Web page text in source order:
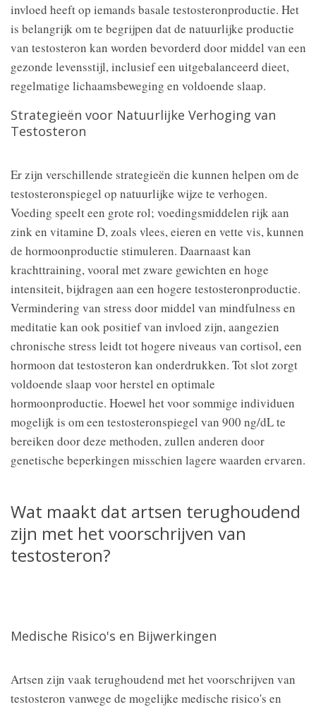
invloed heeft op iemands basale testosteronproductie. Het
is belangrijk om te begrijpen dat de natuurlijke productie
van testosteron kan worden bevorderd door middel van een
gezonde levensstijl, inclusief een uitgebalanceerd dieet,
regelmatige lichaamsbeweging en voldoende slaap.
Strategieën voor Natuurlijke Verhoging van
Testosteron
Er zijn verschillende strategieën die kunnen helpen om de
testosteronspiegel op natuurlijke wijze te verhogen.
Voeding speelt een grote rol; voedingsmiddelen rijk aan
zink en vitamine D, zoals vlees, eieren en vette vis, kunnen
de hormoonproductie stimuleren. Daarnaast kan
krachttraining, vooral met zware gewichten en hoge
intensiteit, bijdragen aan een hogere testosteronproductie.
Vermindering van stress door middel van mindfulness en
meditatie kan ook positief van invloed zijn, aangezien
chronische stress leidt tot hogere niveaus van cortisol, een
hormoon dat testosteron kan onderdrukken. Tot slot zorgt
voldoende slaap voor herstel en optimale
hormoonproductie. Hoewel het voor sommige individuen
mogelijk is om een testosteronspiegel van 900 ng/dL te
bereiken door deze methoden, zullen anderen door
genetische beperkingen misschien lagere waarden ervaren.
Wat maakt dat artsen terughoudend
zijn met het voorschrijven van
testosteron?
Medische Risico's en Bijwerkingen
Artsen zijn vaak terughoudend met het voorschrijven van
testosteron vanwege de mogelijke medische risico's en